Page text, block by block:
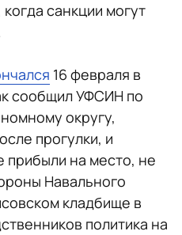
санкции могут
16 февраля в
сообщил УФСИН по
округу,
прогулки, и
прибыли на место, не
Навального
кладбище в
политика на